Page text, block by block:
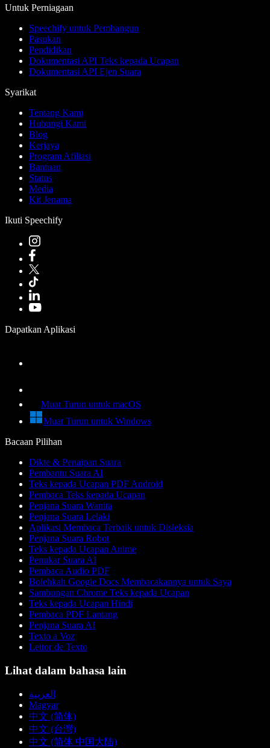
Untuk Perniagaan
Speechify untuk Pembangun
Pasukan
Pendidikan
Dokumentasi API Teks kepada Ucapan
Dokumentasi API Ejen Suara
Syarikat
Tentang Kami
Hubungi Kami
Blog
Kerjaya
Program Afiliasi
Bantuan
Status
Media
Kit Jenama
Ikuti Speechify
Dapatkan Aplikasi
Muat Turun untuk macOS
Muat Turun untuk Windows
Bacaan Pilihan
Dikte & Penaipan Suara
Pembantu Suara AI
Teks kepada Ucapan PDF Android
Pembaca Teks kepada Ucapan
Penjana Suara Wanita
Penjana Suara Lelaki
Aplikasi Membaca Terbaik untuk Disleksia
Penjana Suara Robot
Teks kepada Ucapan Anime
Penukar Suara AI
Pembaca Audio PDF
Bolehkah Google Docs Membacakannya untuk Saya
Sambungan Chrome Teks kepada Ucapan
Teks kepada Ucapan Hindi
Pembaca PDF Lantang
Penjana Suara AI
Texto a Voz
Leitor de Texto
Lihat dalam bahasa lain
العربية
Magyar
中文 (简体)
中文 (台灣)
中文 (简体 中国大陆)